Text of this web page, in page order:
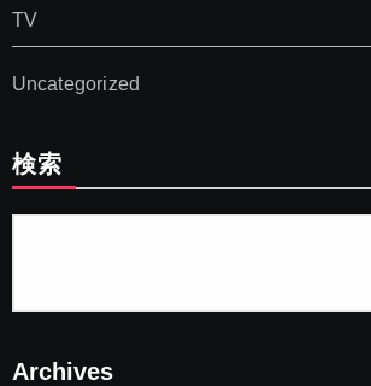
TV
Uncategorized
検索
Archives